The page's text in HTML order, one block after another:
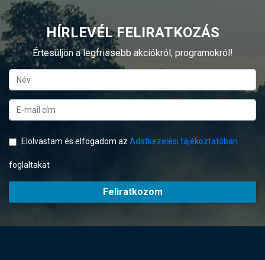
HÍRLEVÉL FELIRATKOZÁS
Értesüljön a legfrissebb akciókról, programokról!
Elolvastam és elfogadom az Adatkezelési tájékoztatóban
foglaltakat
Feliratkozom